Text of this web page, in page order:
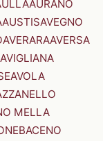
AURANO
AUSTISAVEGNO
AVERARAAVERSA
AVIGLIANA
AVOLA
MELLA
BACENO